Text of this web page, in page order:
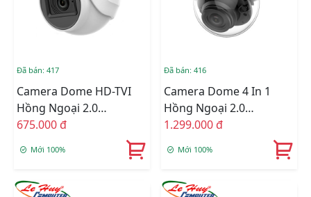
Đã bán: 417
Camera Dome HD-TVI
Hồng Ngoại 2.0
Megapixel HIKVISION
675.000 đ
Mới 100%
Đã bán: 416
Camera Dome 4 In 1
Hồng Ngoại 2.0
Megapixel HIKVISION
DS-2CE5AD3T-VPIT3ZF
1.299.000 đ
Mới 100%